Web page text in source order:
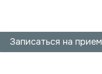
Записаться на прием